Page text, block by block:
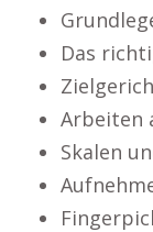
Das
Arbeiten
Skalen